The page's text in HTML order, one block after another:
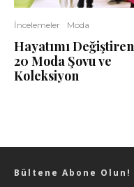
İncelemeler Moda
Hayatımı Değiştiren
20 Moda Şovu ve
Koleksiyon
Bültene Abone Olun!